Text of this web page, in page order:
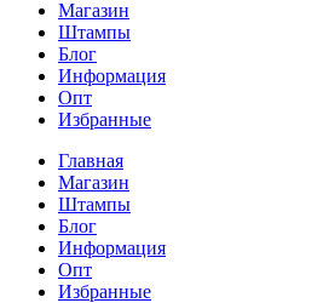
Магазин
Штампы
Блог
Информация
Опт
Избранные
Главная
Магазин
Штампы
Блог
Информация
Опт
Избранные